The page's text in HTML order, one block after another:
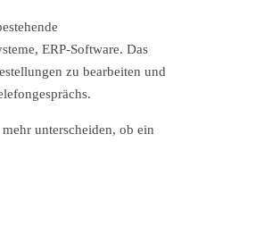
ERP-Software. Das
zu bearbeiten und
unterscheiden, ob ein